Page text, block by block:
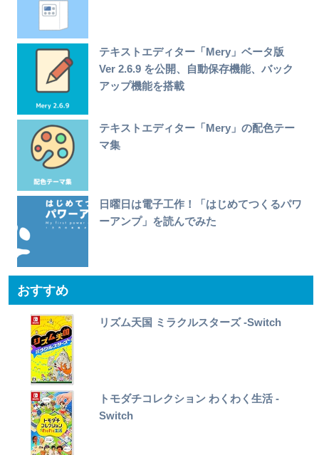
テキストエディター「Mery」ベータ版
Ver 2.6.9 を公開、自動保存機能、バック
アップ機能を搭載
テキストエディター「Mery」の配色テー
マ集
日曜日は電子工作！「はじめてつくるパワ
ーアンプ」を読んでみた
おすすめ
リズム天国 ミラクルスターズ -Switch
トモダチコレクション わくわく生活 -
Switch